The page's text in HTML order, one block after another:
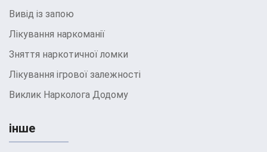
Вивід із запою
Лікування наркоманії
Зняття наркотичної ломки
Лікування ігрової залежності
Виклик Нарколога Додому
інше